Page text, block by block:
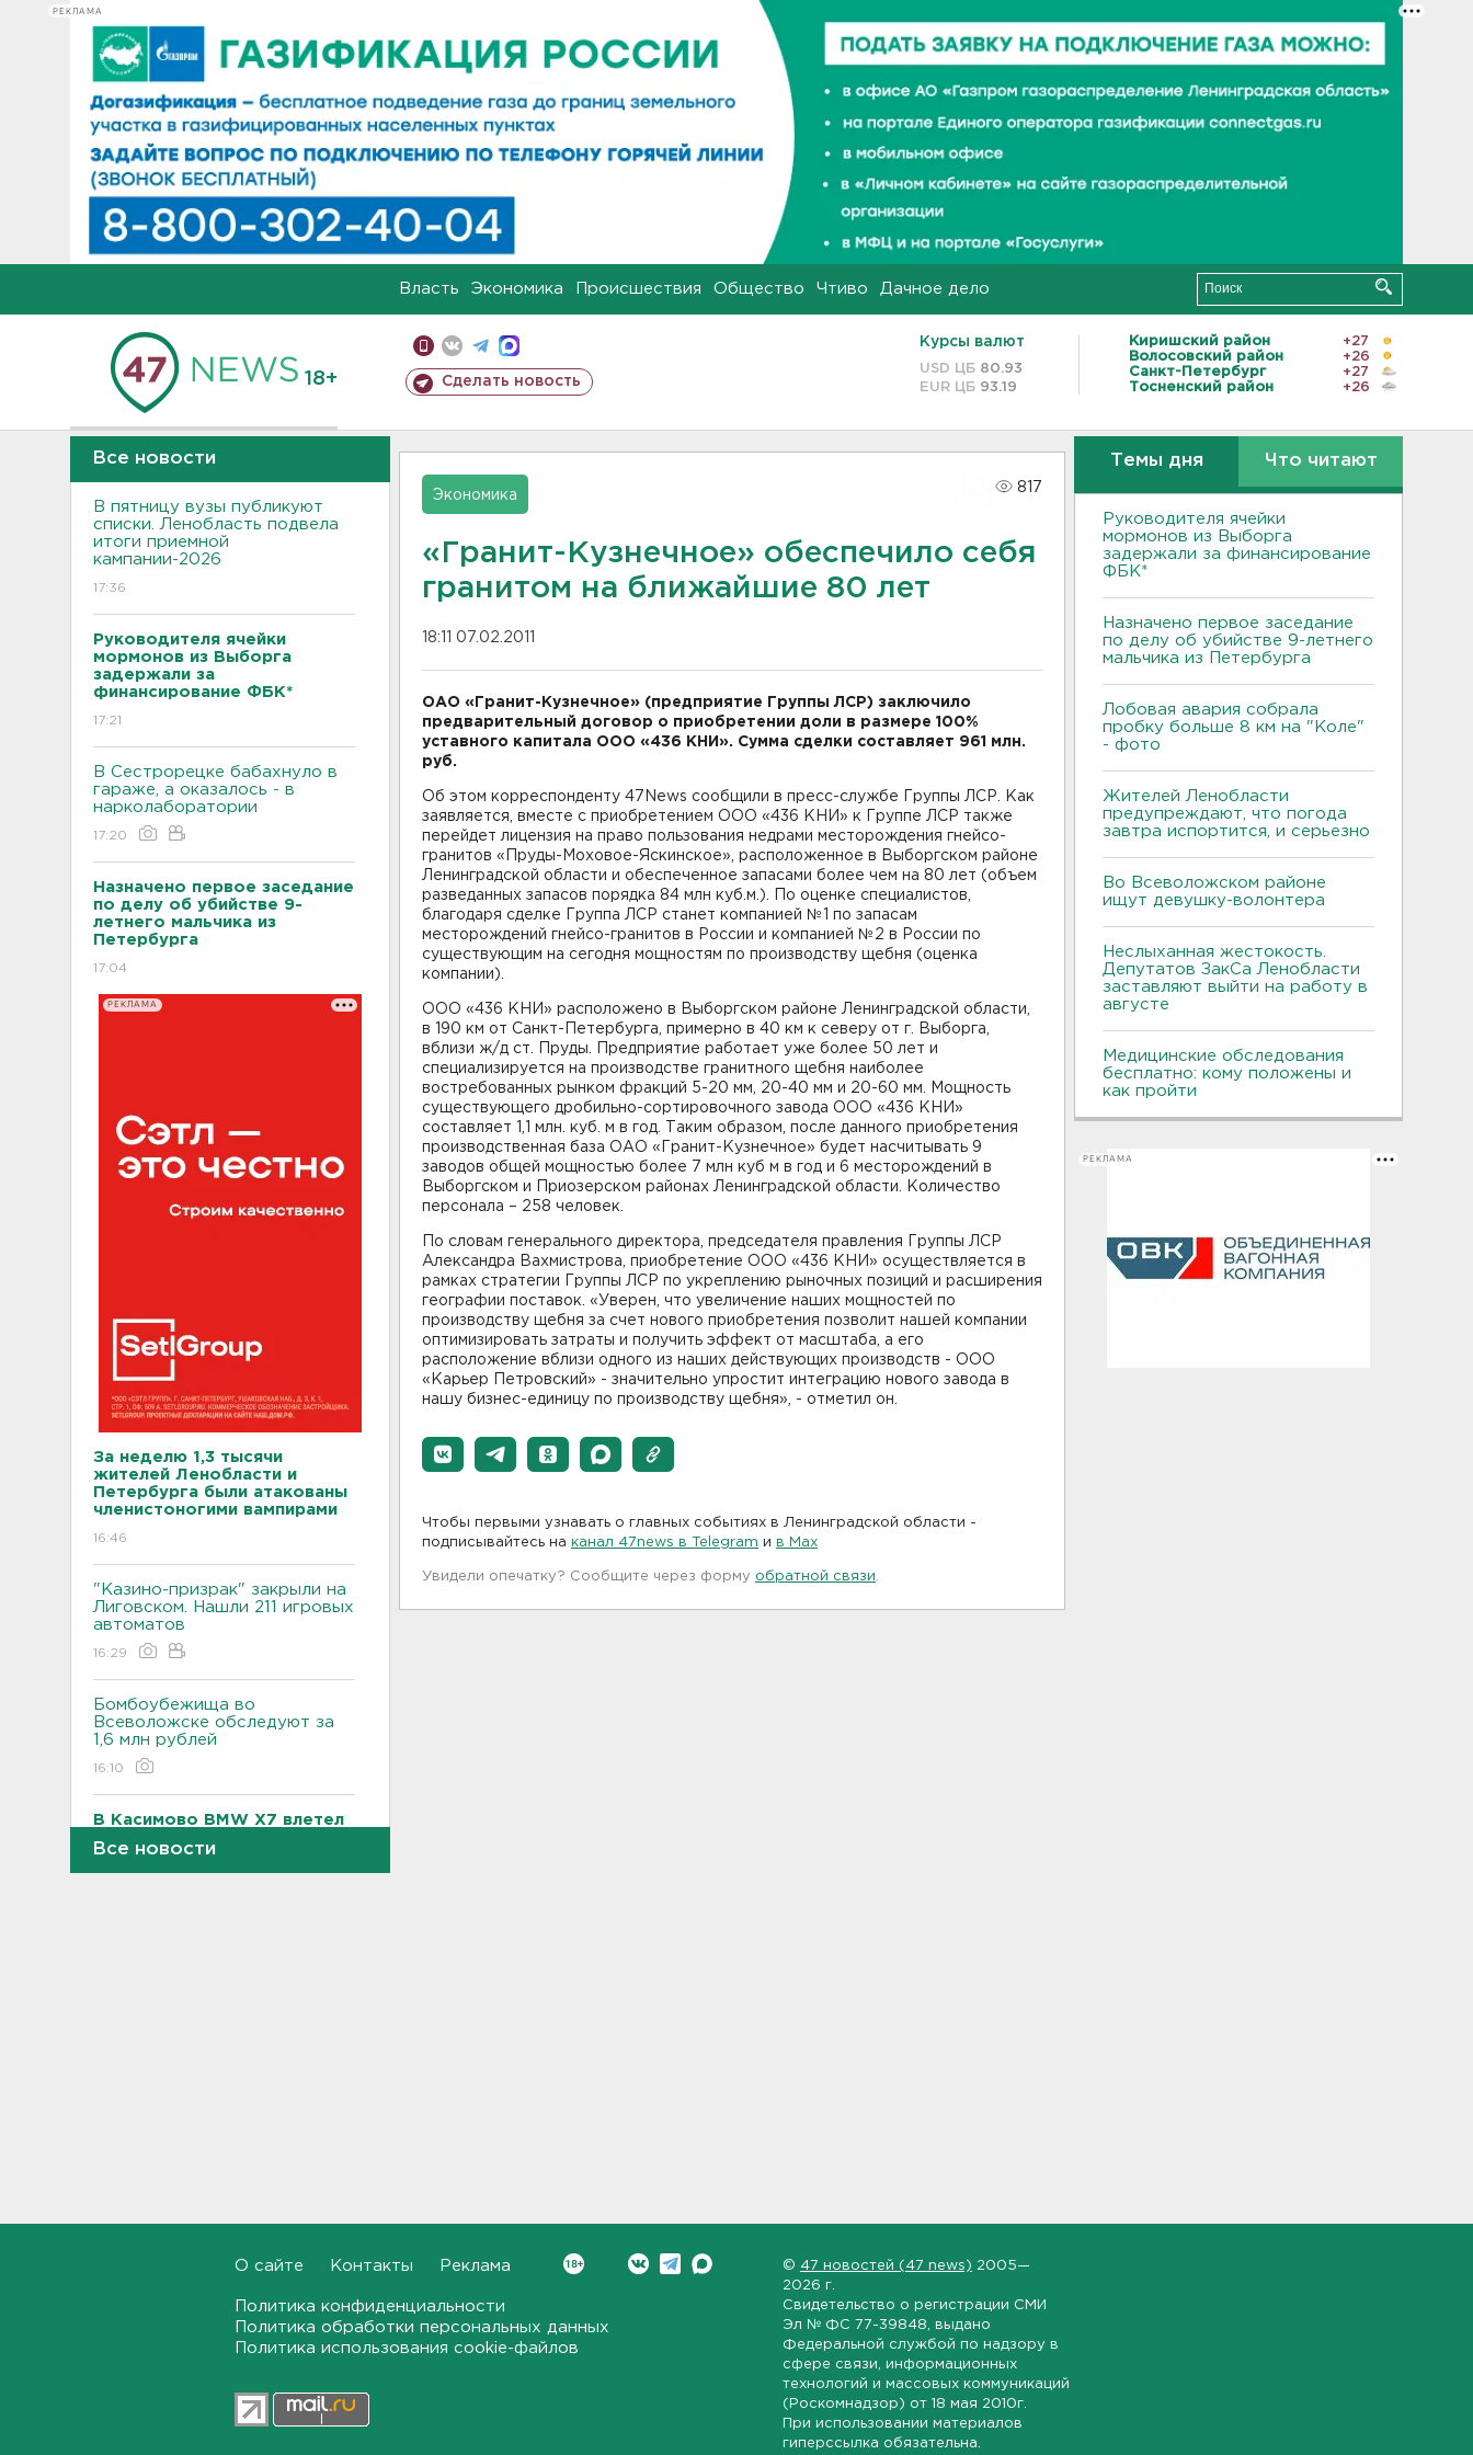
РЕКЛАМА
Власть Экономика Происшествия Общество Чтиво Дачное дело
18+ Сделать новость
Курсы валют
USD ЦБ 80.93
EUR ЦБ 93.19
Киришский район
+27
Волосовский район
+26
Санкт-Петербург
+27
Тосненский район
+26
Все новости
В пятницу вузы публикуют
списки. Ленобласть подвела
итоги приемной
кампании-2026
17:36
Руководителя ячейки
мормонов из Выборга
задержали за
финансирование ФБК*
17:21
В Сестрорецке бабахнуло в
гараже, а оказалось - в
нарколаборатории
17:20
Назначено первое заседание
по делу об убийстве 9-
летнего мальчика из
Петербурга
17:04
РЕКЛАМА
За неделю 1,3 тысячи
жителей Ленобласти и
Петербурга были атакованы
членистоногими вампирами
16:46
"Казино-призрак" закрыли на
Лиговском. Нашли 211 игровых
автоматов
16:29
Бомбоубежища во
Всеволожске обследуют за
1,6 млн рублей
16:10
В Касимово BMW X7 влетел
фото
Во Всеволожском районе
ищут девушку-волонтера
В Нижегородской области
четверо пострадали от
атаки БПЛА, в Брянской
Все новости
Экономика
817
«Гранит-Кузнечное» обеспечило себя
гранитом на ближайшие 80 лет
18:11 07.02.2011
ОАО «Гранит-Кузнечное» (предприятие Группы ЛСР) заключило
предварительный договор о приобретении доли в размере 100%
уставного капитала ООО «436 КНИ». Сумма сделки составляет 961 млн.
руб.
Об этом корреспонденту 47News сообщили в пресс-службе Группы ЛСР. Как
заявляется, вместе с приобретением ООО «436 КНИ» к Группе ЛСР также
перейдет лицензия на право пользования недрами месторождения гнейсо-
гранитов «Пруды-Моховое-Яскинское», расположенное в Выборгском районе
Ленинградской области и обеспеченное запасами более чем на 80 лет (объем
разведанных запасов порядка 84 млн куб.м.). По оценке специалистов,
благодаря сделке Группа ЛСР станет компанией №1 по запасам
месторождений гнейсо-гранитов в России и компанией №2 в России по
существующим на сегодня мощностям по производству щебня (оценка
компании).
ООО «436 КНИ» расположено в Выборгском районе Ленинградской области,
в 190 км от Санкт-Петербурга, примерно в 40 км к северу от г. Выборга,
вблизи ж/д ст. Пруды. Предприятие работает уже более 50 лет и
специализируется на производстве гранитного щебня наиболее
востребованных рынком фракций 5-20 мм, 20-40 мм и 20-60 мм. Мощность
существующего дробильно-сортировочного завода ООО «436 КНИ»
составляет 1,1 млн. куб. м в год. Таким образом, после данного приобретения
производственная база ОАО «Гранит-Кузнечное» будет насчитывать 9
заводов общей мощностью более 7 млн куб м в год и 6 месторождений в
Выборгском и Приозерском районах Ленинградской области. Количество
персонала – 258 человек.
По словам генерального директора, председателя правления Группы ЛСР
Александра Вахмистрова, приобретение ООО «436 КНИ» осуществляется в
рамках стратегии Группы ЛСР по укреплению рыночных позиций и расширения
географии поставок. «Уверен, что увеличение наших мощностей по
производству щебня за счет нового приобретения позволит нашей компании
оптимизировать затраты и получить эффект от масштаба, а его
расположение вблизи одного из наших действующих производств - ООО
«Карьер Петровский» - значительно упростит интеграцию нового завода в
нашу бизнес-единицу по производству щебня», - отметил он.
Чтобы первыми узнавать о главных событиях в Ленинградской области -
подписывайтесь на канал 47news в Telegram и в Maх
Увидели опечатку? Сообщите через форму обратной связи
Темы дня Что читают
Руководителя ячейки
мормонов из Выборга
задержали за финансирование
ФБК*
Назначено первое заседание
по делу об убийстве 9-летнего
мальчика из Петербурга
Лобовая авария собрала
пробку больше 8 км на "Коле"
- фото
Жителей Ленобласти
предупреждают, что погода
завтра испортится, и серьезно
Во Всеволожском районе
ищут девушку-волонтера
Неслыханная жестокость.
Депутатов ЗакСа Ленобласти
заставляют выйти на работу в
августе
Медицинские обследования
бесплатно: кому положены и
как пройти
РЕКЛАМА
О сайте Контакты Реклама
Политика конфиденциальности
Политика обработки персональных данных
Политика использования cookie-файлов
© 47 новостей (47 news) 2005—
2026 г.
Свидетельство о регистрации СМИ
Эл № ФС 77-39848 , выдано
Федеральной службой по надзору в
сфере связи, информационных
технологий и массовых коммуникаций
(Роскомнадзор) от 18 мая 2010г.
При использовании материалов
гиперссылка обязательна.